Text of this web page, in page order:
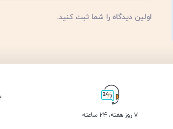
اولین دیدگاه را شما ثبت کنید.
۷ روز ﻫﻔﺘﻪ، ۲۴ ﺳﺎﻋﺘﻪ